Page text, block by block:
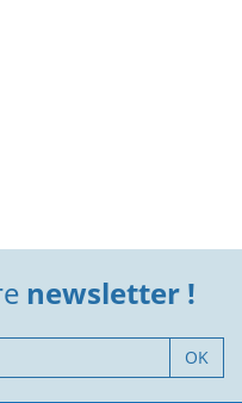
newsletter !
OK